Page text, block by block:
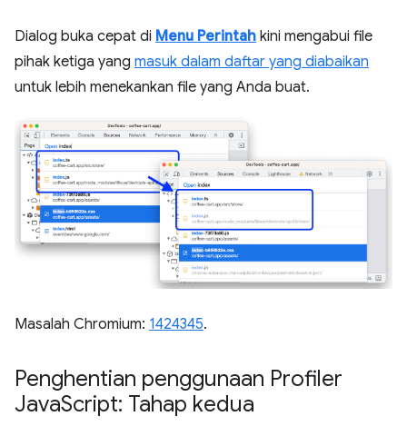
Dialog buka cepat di Menu Perintah kini mengabui file
pihak ketiga yang masuk dalam daftar yang diabaikan
untuk lebih menekankan file yang Anda buat.
Masalah Chromium: 1424345.
Penghentian penggunaan Profiler
JavaScript: Tahap kedua